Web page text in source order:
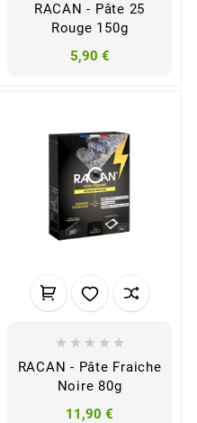
RACAN - Pâte 25
Rouge 150g
5,90 €
    
RACAN - Pâte Fraiche
Noire 80g
11,90 €